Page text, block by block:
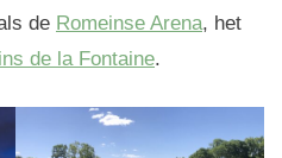
de Romeinse Arena, het
de la Fontaine.